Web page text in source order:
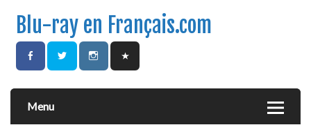
Blu-ray en Français.com
Menu